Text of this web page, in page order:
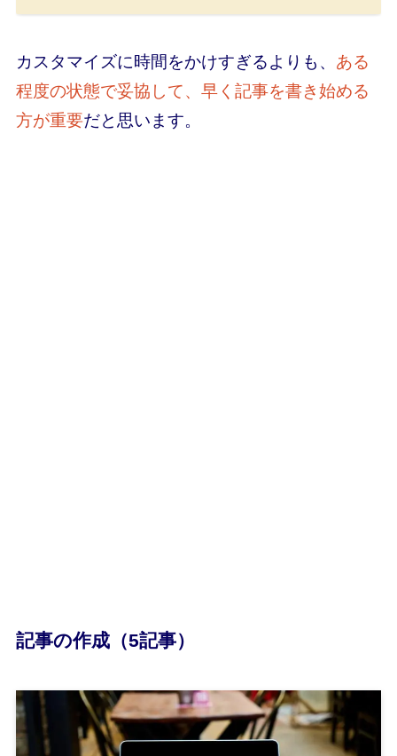
カスタマイズに時間をかけすぎるよりも、 ある
程度の状態で妥協して、早く記事を書き始める
方が重要だと思います。
記事の作成（5記事）